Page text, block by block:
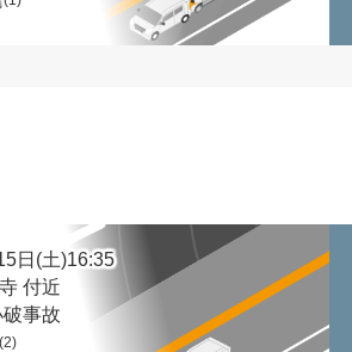
日(土)16:35
付近
事故
(2)